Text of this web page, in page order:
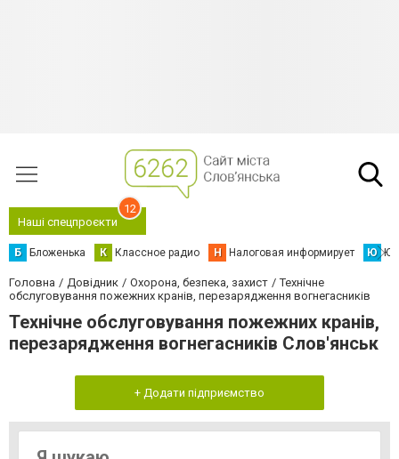
Наші спецпроєкти
12
Б Бложенька К Классное радио Н Налоговая информирует Ю
Головна Довідник Охорона, безпека, захист
Технічне
обслуговування пожежних кранів, перезарядження вогнегасників
Технічне обслуговування пожежних кранів,
перезарядження вогнегасників Слов'янськ
+ Додати підприємство